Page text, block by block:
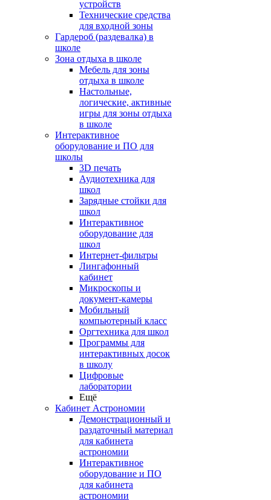
устройств
Технические средства
для входной зоны
Гардероб (раздевалка) в
школе
Зона отдыха в школе
Мебель для зоны
отдыха в школе
Настольные,
логические, активные
игры для зоны отдыха
в школе
Интерактивное
оборудование и ПО для
школы
3D печать
Аудиотехника для
школ
Зарядные стойки для
школ
Интерактивное
оборудование для
школ
Интернет-фильтры
Лингафонный
кабинет
Микроскопы и
документ-камеры
Мобильный
компьютерный класс
Оргтехника для школ
Программы для
интерактивных досок
в школу
Цифровые
лаборатории
Ещё
Кабинет Астрономии
Демонстрационный и
раздаточный материал
для кабинета
астрономии
Интерактивное
оборудование и ПО
для кабинета
астрономии